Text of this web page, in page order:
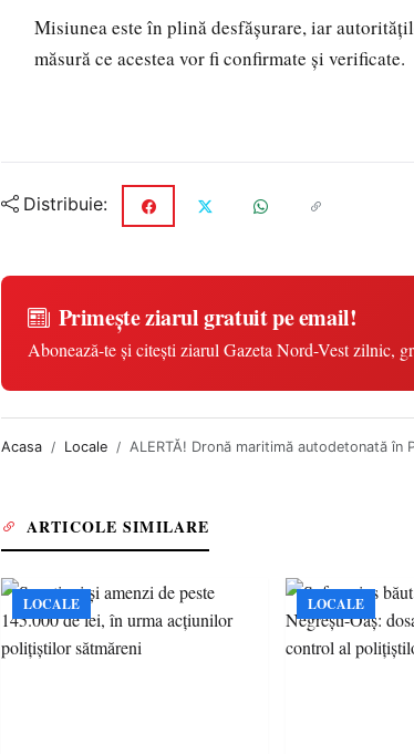
Misiunea este în plină desfășurare, iar
măsură ce acestea vor fi confirmate și verificate.
Distribuie:
Primește ziarul gratuit pe email!
Abonează-te și citești ziarul Gazeta Nord-Vest zilnic,
Acasa Locale ALERTĂ! Dronă maritimă autodetonată în
ARTICOLE SIMILARE
LOCALE LOCALE